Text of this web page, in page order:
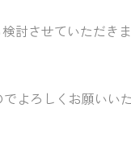
討させていただき
よろしくお願いいた